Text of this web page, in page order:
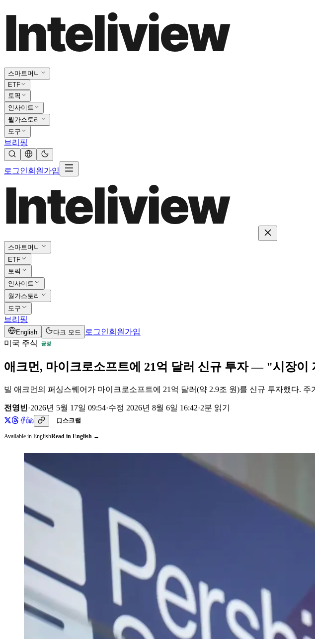
스마트머니
ETF
토픽
인사이트
월가스토리
도구
브리핑
로그인회원가입
스마트머니
ETF
토픽
인사이트
월가스토리
도구
브리핑
English 다크 모드 로그인회원가입
미국 주식
긍정
애크먼, 마이크로소프트에 21억 달러 신규 투자 — "시장이
빌 애크먼의 퍼싱스퀘어가 마이크로소프트에 21억 달러(약 2.9조 원)를 신규 투자했다.
전영빈·2026년 5월 17일 09:54·수정 2026년 8월 6일 16:42·2분 읽기
스크랩
Available in EnglishRead in English →